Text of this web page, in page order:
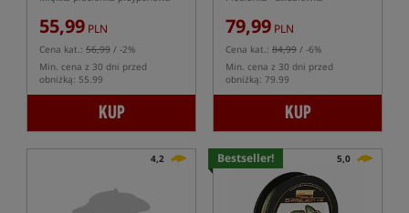
55,99 PLN
Cena kat.: 56,99 / -2%
Min. cena z 30 dni przed
obniżką: 55.99
KUP
79,99 PLN
Cena kat.: 84,99 / -6%
Min. cena z 30 dni przed
obniżką: 79.99
KUP
4,2 Bestseller! 5,0